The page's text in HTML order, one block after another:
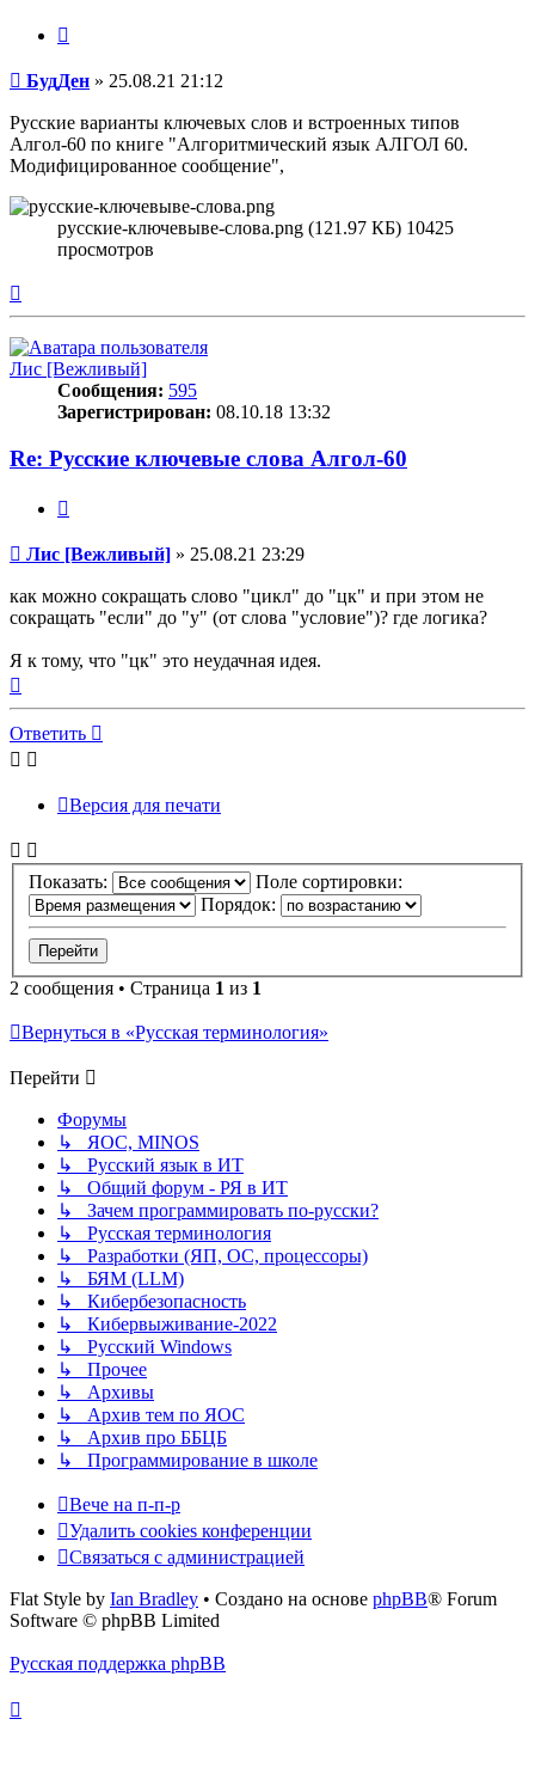
Сообщение
БудДен » 25.08.21 21:12
Русские варианты ключевых слов и встроенных типов
Алгол-60 по книге "Алгоритмический язык АЛГОЛ 60.
Модифицированное сообщение",
русские-ключевыве-слова.png (121.97 КБ) 10425
просмотров
к
началу
Лис [Вежливый]
Сообщения: 595
Зарегистрирован: 08.10.18 13:32
Re: Русские ключевые слова Алгол-60
Сообщение
Лис [Вежливый] » 25.08.21 23:29
как можно сокращать слово "цикл" до "цк" и при этом не
сокращать "если" до "у" (от слова "условие")? где логика?
Я к тому, что "цк" это неудачная идея.
началу
Ответить
Версия для печати
Показать:
Поле сортировки:
Порядок:
2 сообщения • Страница 1 из 1
Вернуться в «Русская терминология»
Перейти
Форумы
↳ ЯОС, MINOS
↳ Русский язык в ИТ
↳ Общий форум - РЯ в ИТ
↳ Зачем программировать по-русски?
↳ Русская терминология
↳ Разработки (ЯП, ОС, процессоры)
↳ БЯМ (LLM)
↳ Кибербезопасность
↳ Кибервыживание-2022
↳ Русский Windows
↳ Прочее
↳ Архивы
↳ Архив тем по ЯОС
↳ Архив про ББЦБ
↳ Программирование в школе
Вече на п-п-р
Удалить cookies конференции
Связаться с администрацией
Flat Style by Ian Bradley • Создано на основе phpBB® Forum
Software © phpBB Limited
Русская поддержка phpBB